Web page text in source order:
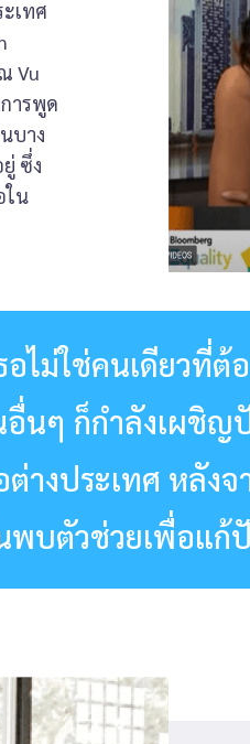
เทศ
Vu
ารพูด
บาง
ซึ่ง
ใน
อไม่ใช่คนเดียวที่
นๆ ก็กำลังเผชิญ
างประเทศ หลังจ
พบตัวช่วยเพื่อแก้